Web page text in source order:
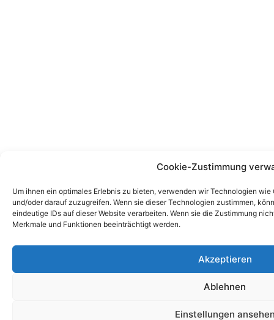
Cookie-Zustimmung
Um ihnen ein optimales Erlebnis zu bieten, verwenden wir Technologien
und/oder darauf zuzugreifen. Wenn sie dieser Technologien zustimmen,
eindeutige IDs auf dieser Website verarbeiten. Wenn sie die Zustimmung
Merkmale und Funktionen beeinträchtigt werden.
Akzeptieren
Ablehnen
Einstellungen